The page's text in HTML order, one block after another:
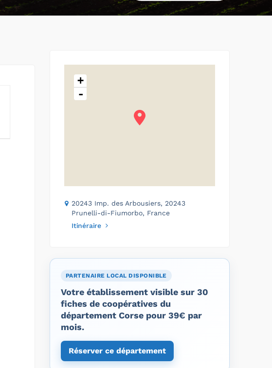
+
-
20243 Imp. des Arbousiers, 20243
Prunelli-di-Fiumorbo, France
Itinéraire
PARTENAIRE LOCAL DISPONIBLE
Votre établissement visible sur 30
fiches de coopératives du
département Corse pour 39€ par
mois.
Réserver ce département